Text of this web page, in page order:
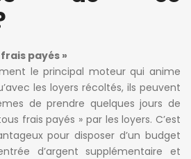
payés »
le principal moteur qui anime
les loyers récoltés, ils peuvent
de prendre quelques jours de
frais payés » par les loyers. C’est
pour disposer d’un budget
d’argent supplémentaire et